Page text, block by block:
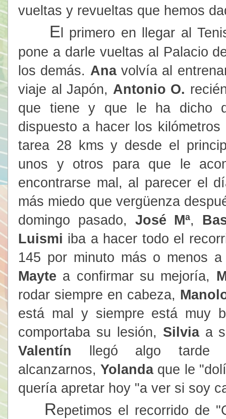
vueltas y revueltas que hemos
E l primero en llegar al
pone a darle vueltas al Palacio
los demás. Anavolvía al
viaje al Japón, Antonio O.
que tiene y que le ha dicho
dispuesto a hacer los
tarea 28 kms y desde el
unos y otros para que le
encontrarse mal, al parecer el
más miedo que vergüenza
domingo pasado, José Mª,
Luismi iba a hacer todo el
145 por minuto más o menos
Mayte a confirmar su mejoría,
rodar siempre en cabeza,
está mal y siempre está muy
comportaba su lesión, Silviaa
Valentín
llegó algo
alcanzarnos, Yolanda que le
quería apretar hoy "a ver si soy
Repetimos el recorrido de